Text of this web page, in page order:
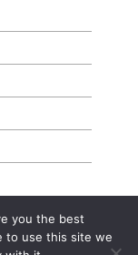
you the best
to use this site we